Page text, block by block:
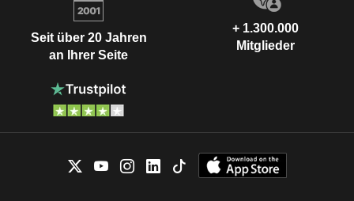
Seit über 20 Jahren
an Ihrer Seite
+ 1.300.000
Mitglieder